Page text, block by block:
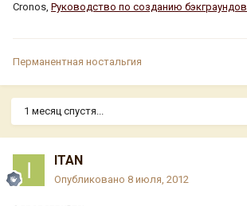
Cronos, Руководство по созданию бэкграундов
Перманентная ностальгия
1 месяц спустя...
ITAN
Опубликовано 8 июля, 2012